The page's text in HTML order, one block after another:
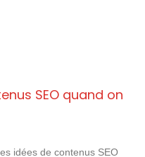
SEO quand on
idées de contenus SEO